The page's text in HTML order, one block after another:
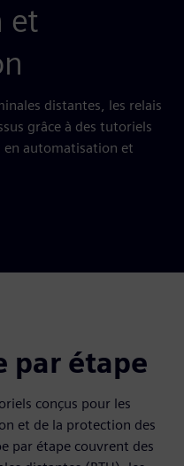
et
distantes, les relais
grâce à des tutoriels
en automatisation et
par étape
conçus pour les
et de la protection des
par étape couvrent des